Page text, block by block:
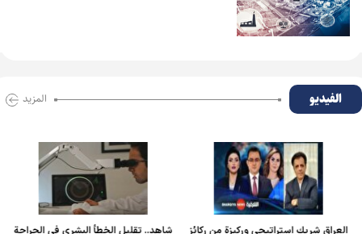
الفیدیو المزید
العراق شريك استراتيجي وركيزة من ركائز شاهد.. تقليل الخطأ البشري في الجراحة